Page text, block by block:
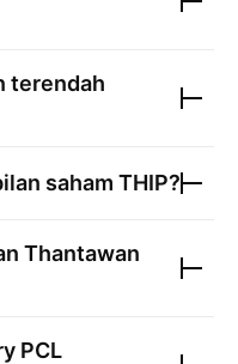
terendah
saham THIP?
Thantawan
PCL